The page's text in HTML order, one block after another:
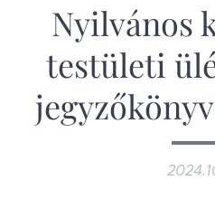
Nyilvános
testületi
jegyzőkönyv